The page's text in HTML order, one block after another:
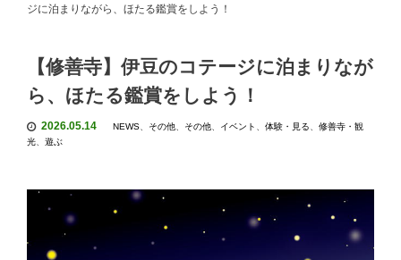
ジに泊まりながら、ほたる鑑賞をしよう！
【修善寺】伊豆のコテージに泊まりなが
ら、ほたる鑑賞をしよう！
2026.05.14 NEWS その他 その他 イベント 体験・見る
修善寺・観
光
遊ぶ